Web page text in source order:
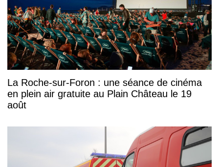
La Roche-sur-Foron : une séance de cinéma
en plein air gratuite au Plain Château le 19
août